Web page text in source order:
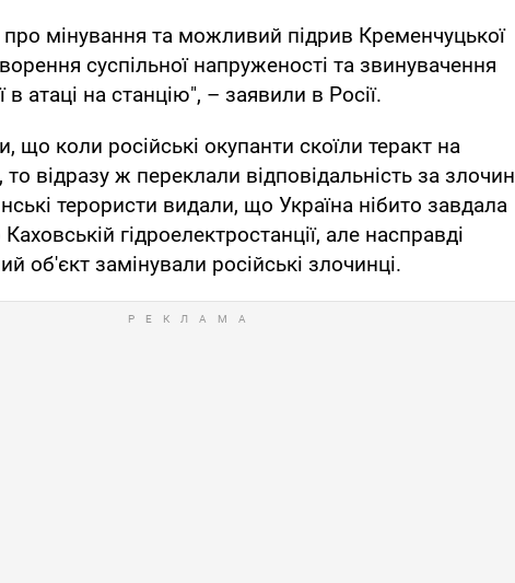
мінування та можливий підрив Кременчуцької
суспільної напруженості та звинувачення
в атаці на станцію", – заявили в Росії.
що коли російські окупанти скоїли теракт на
то відразу ж переклали відповідальність за злочин
терористи видали, що Україна нібито завдала
гідроелектростанції, але насправді
об'єкт замінували російські злочинці.